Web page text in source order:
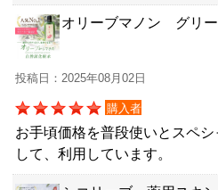
オリーブマノン グリー
投稿日：2025年08月02日
購入者
お手頃価格を普段使いとスペ
して、利用しています。